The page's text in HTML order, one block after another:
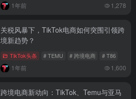
1年前 1,278
关税风暴下，TikTok电商如何突围引领跨
境新趋势？
TikTok头条 # TEMU # 跨境电商 # T86
1年前 1,600
跨境电商新动向：TikTok、Temu与亚马